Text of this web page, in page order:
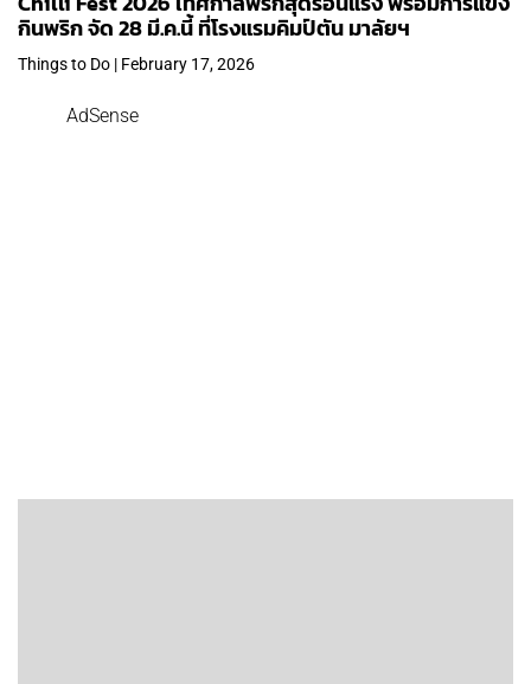
กินพริก จัด 28 มี.ค.นี้ ที่โรงแรมคิมป์ตัน มาลัยฯ
Things to Do | February 17, 2026
AdSense